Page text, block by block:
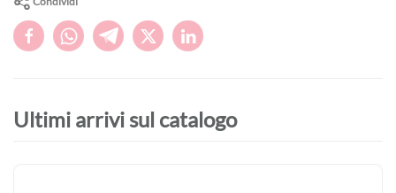
Ultimi arrivi sul catalogo